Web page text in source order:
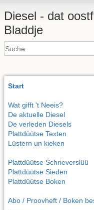
Diesel - dat
Bladdje
Start
Wat gifft 't Neeis?
De aktuelle Diesel
De verleden Diesels
Plattdüütse Texten
Lüstern un kieken
Plattdüütse Schrieverslüü
Plattdüütse Sieden
Plattdüütse Boken
Abo / Proovheft / Boken